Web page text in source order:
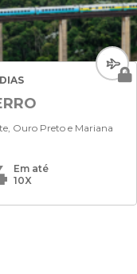
Ouro Preto e Mariana
Em até
10X